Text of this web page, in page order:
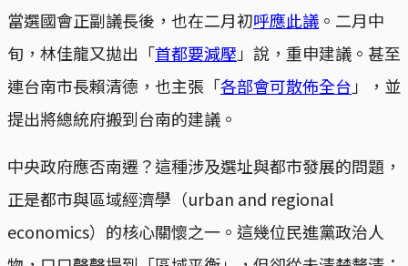
當選國會正副議長後，也在二月初呼應此議 。二月中
旬，林佳龍又拋出「首都要減壓 」說，重申建議。甚至
連台南市長賴清德，也主張「各部會可散佈全台 」，並
提出將總統府搬到台南的建議。
中央政府應否南遷？這種涉及選址與都市發展的問題，
正是都市與區域經濟學（urban and regional
economics）的核心關懷之一。這幾位民進黨政治人